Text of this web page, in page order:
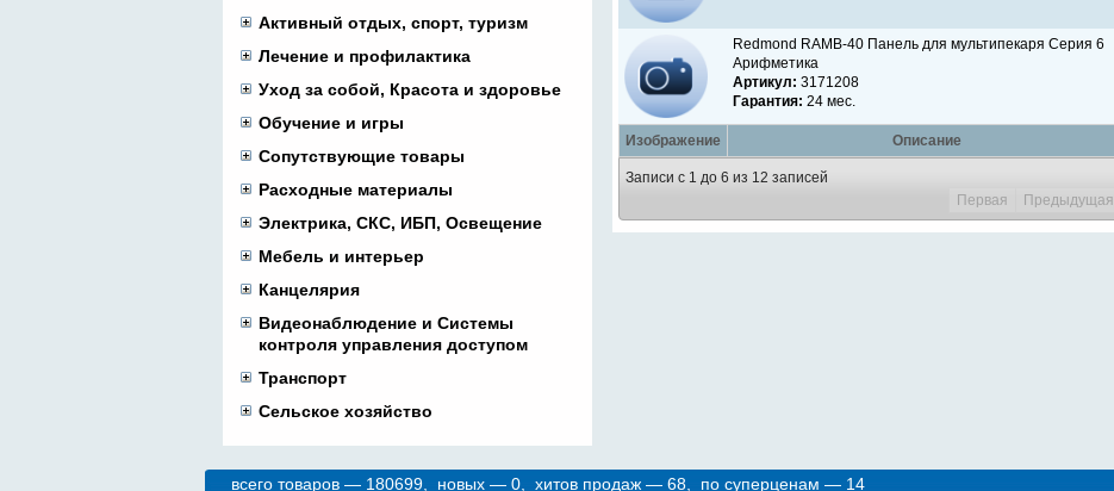
Активный отдых, спорт, туризм
Лечение и профилактика
Уход за собой, Красота и здоровье
Обучение и игры
Сопутствующие товары
Расходные материалы
Электрика, СКС, ИБП, Освещение
Мебель и интерьер
Канцелярия
Видеонаблюдение и Системы
контроля управления доступом
Транспорт
Сельское хозяйство
Изображение Описание
Redmond RAMB-40 Панель для мультипекаря Серия 6
Арифметика
Артикул: 3171208
Гарантия: 24 мес.
Записи с 1 до 6 из 12 записей
Первая
Предыдущая
всего товаров — 180699, новых — 0, хитов продаж — 68, по суперценам — 14